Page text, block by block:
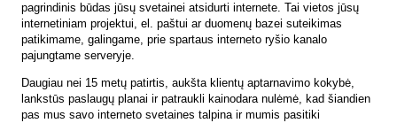
pagrindinis būdas jūsų svetainei atsidurti internete. Tai vietos jūsų
internetiniam projektui, el. paštui ar duomenų bazei suteikimas
patikimame, galingame, prie spartaus interneto ryšio kanalo
pajungtame serveryje.
Daugiau nei 15 metų patirtis, aukšta klientų aptarnavimo kokybė,
lankstūs paslaugų planai ir patraukli kainodara nulėmė, kad šiandien
pas mus savo interneto svetaines talpina ir mumis pasitiki